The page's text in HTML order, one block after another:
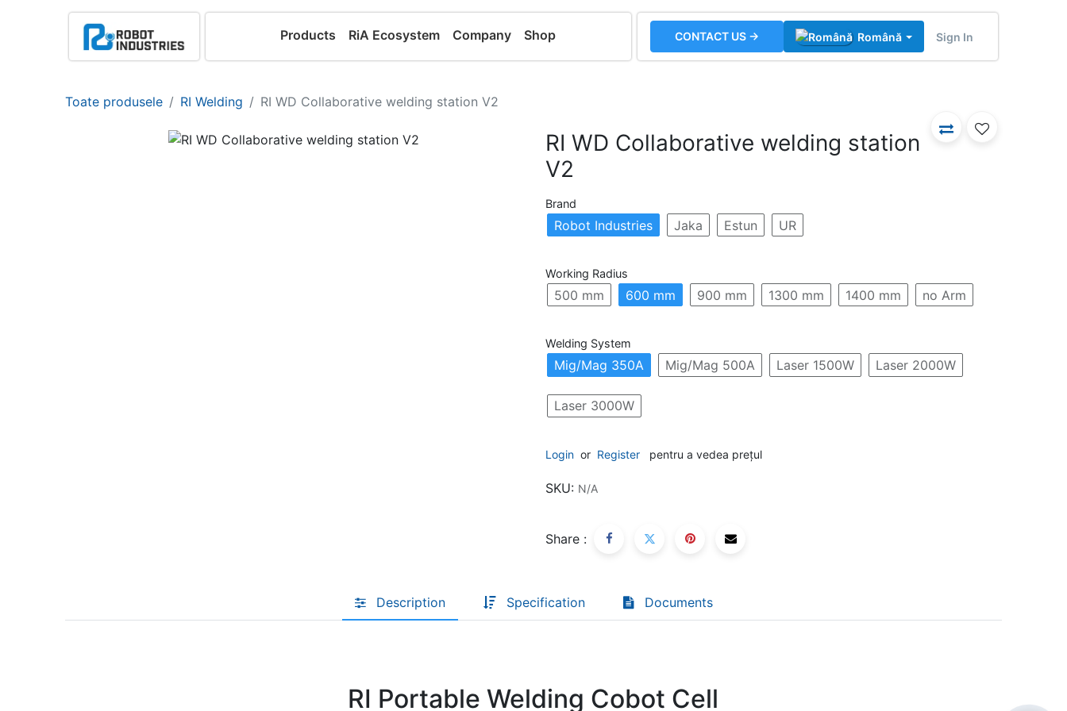
Products RiA Ecosystem Company Shop CONTACT US → Română Sign In
Toate produsele RI Welding RI WD Collaborative welding station V2
RI WD Collaborative welding station
V2
Brand
Robot Industries Jaka Estun UR
Working Radius
500 mm 600 mm 900 mm 1300 mm 1400 mm no Arm
Welding System
Mig/Mag 350A Mig/Mag 500A Laser 1500W Laser 2000W
Laser 3000W
Login or Register pentru a vedea prețul
SKU: N/A
Share :
Description Specification Documents
RI Portable Welding Cobot Cell
Descoperă RiA Ecosystem
Conectează roboți, software și servicii într-